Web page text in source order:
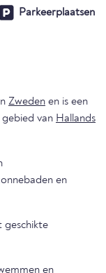
Parkeerplaatsen
Zweden en is een
van Hallands
en
geschikte
en